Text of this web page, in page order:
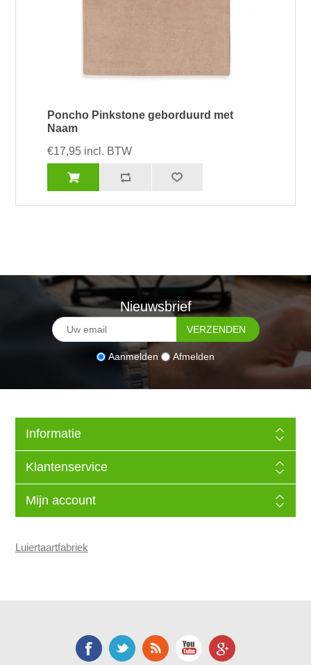
Poncho Pinkstone geborduurd met
Naam
€17,95 incl. BTW
Nieuwsbrief
Aanmelden Afmelden
Informatie
Klantenservice
Mijn account
Luiertaartfabriek